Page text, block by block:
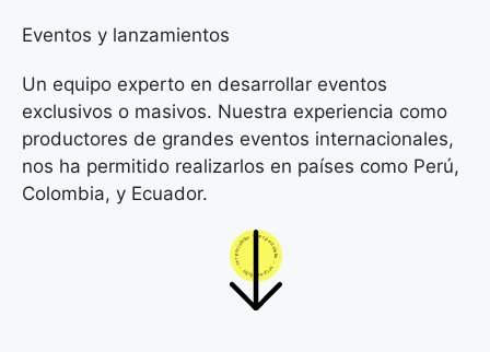
Eventos y lanzamientos
Un equipo experto en desarrollar eventos
exclusivos o masivos. Nuestra experiencia como
productores de grandes eventos internacionales,
nos ha permitido realizarlos en países como Perú,
Colombia, y Ecuador.